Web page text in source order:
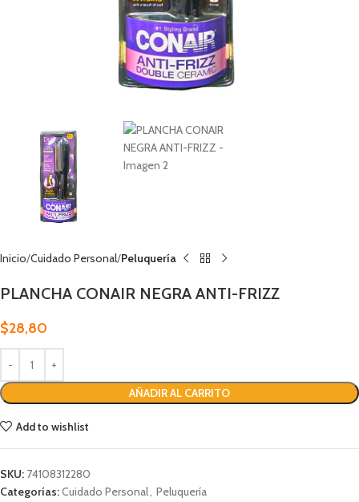
Inicio Cuidado Personal Peluquería
PLANCHA CONAIR NEGRA ANTI-FRIZZ
$28,80
AÑADIR AL CARRITO
Add to wishlist
SKU: 74108312280
Categorías:Cuidado Personal, Peluquería